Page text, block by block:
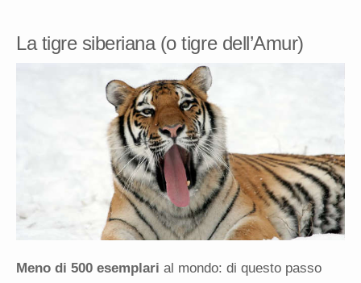
La tigre siberiana (o tigre dell’Amur)
Meno di 500 esemplari al mondo: di questo passo